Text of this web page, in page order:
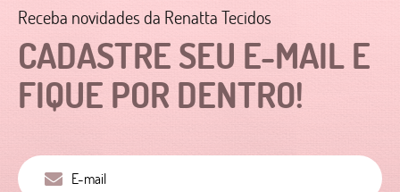
CADASTRE SEU E-MAIL E
FIQUE POR DENTRO!
Receba novidades da Renatta Tecidos